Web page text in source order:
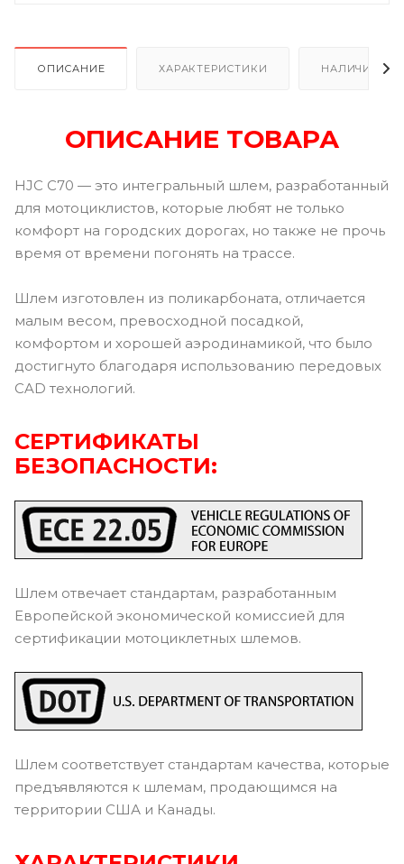
ОПИСАНИЕ ХАРАКТЕРИСТИКИ НАЛИЧИЕ В
ОПИСАНИЕ ТОВАРА
HJC C70 — это интегральный шлем, разработанный
для мотоциклистов, которые любят не только
комфорт на городских дорогах, но также не прочь
время от времени погонять на трассе.
Шлем изготовлен из поликарбоната, отличается
малым весом, превосходной посадкой,
комфортом и хорошей аэродинамикой, что было
достигнуто благодаря использованию передовых
CAD технологий.
СЕРТИФИКАТЫ
БЕЗОПАСНОСТИ:
Шлем отвечает стандартам, разработанным
Европейской экономической комиссией для
сертификации мотоциклетных шлемов.
Шлем соответствует стандартам качества, которые
предъявляются к шлемам, продающимся на
территории США и Канады.